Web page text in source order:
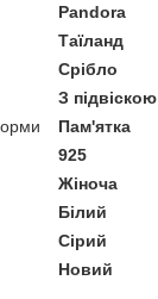
Pandora
Таїланд
Срібло
З підвіскою
Пам'ятка
925
Жіноча
Білий
Сірий
Новий